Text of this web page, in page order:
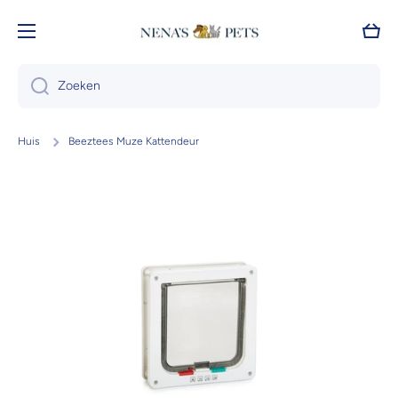
Doorgaan naar artikel
Zoeken
Huis Beeztees Muze Kattendeur